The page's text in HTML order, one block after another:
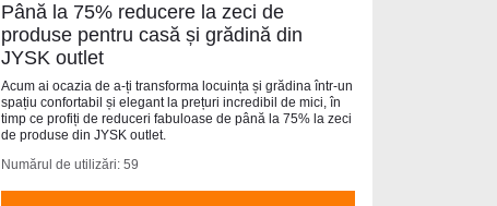
Până la 75% reducere la zeci de
produse pentru casă și grădină din
JYSK outlet
Acum ai ocazia de a-ți transforma locuința și grădina într-un
spațiu confortabil și elegant la prețuri incredibil de mici, în
timp ce profiți de reduceri fabuloase de până la 75% la zeci
de produse din JYSK outlet.
Numărul de utilizări: 59